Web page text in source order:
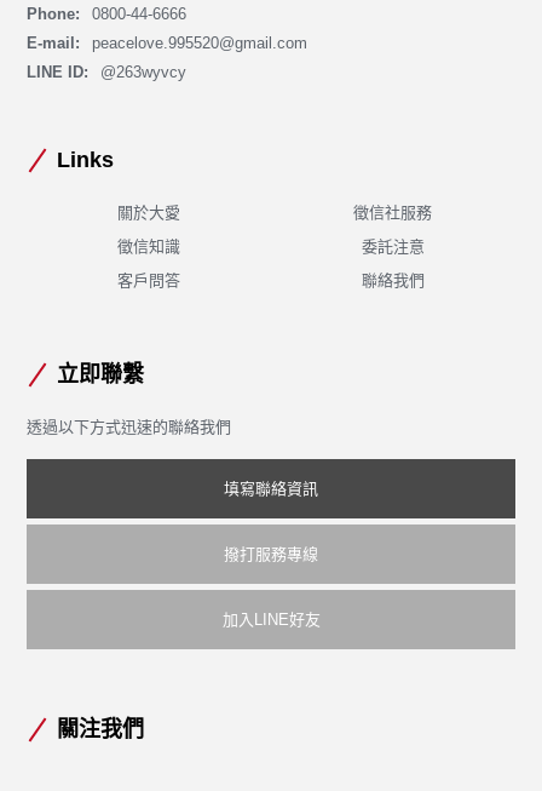
Phone:
0800-44-6666
E-mail:
peacelove.995520@gmail.com
LINE ID:
@263wyvcy
Links
關於大愛
徵信社服務
徵信知識
委託注意
客戶問答
聯絡我們
立即聯繫
透過以下方式迅速的聯絡我們
填寫聯絡資訊
撥打服務專線
加入LINE好友
關注我們